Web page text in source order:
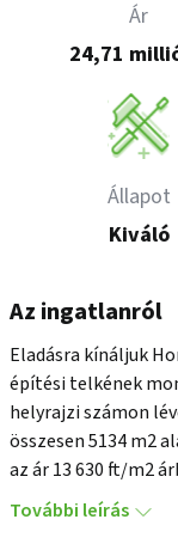
Ár
24,71
Állapot
Kiváló
Az ingatlanról
Eladásra kínáljuk
építési telkének
helyrajzi számon
összesen 5134 m2
az ár 13 630 ft/m2
építésére alkalmas
További leírás